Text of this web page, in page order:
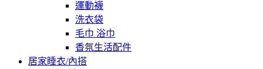
運動襪
洗衣袋
毛巾 浴巾
香氛生活配件
居家睡衣/內搭